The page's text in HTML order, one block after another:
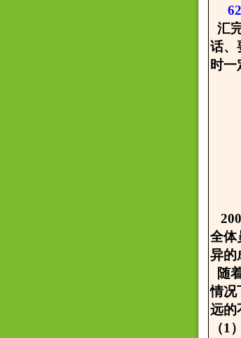
汇
话、
时一
全体
异的
随
情况
远的
（1